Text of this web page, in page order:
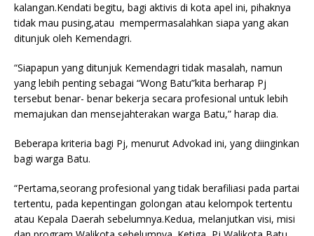
kalangan.Kendati begitu, bagi aktivis di kota apel ini, pihaknya
tidak mau pusing,atau mempermasalahkan siapa yang akan
ditunjuk oleh Kemendagri.
“Siapapun yang ditunjuk Kemendagri tidak masalah, namun
yang lebih penting sebagai “Wong Batu”kita berharap Pj
tersebut benar- benar bekerja secara profesional untuk lebih
memajukan dan mensejahterakan warga Batu,” harap dia.
Beberapa kriteria bagi Pj, menurut Advokad ini, yang diinginkan
bagi warga Batu.
“Pertama,seorang profesional yang tidak berafiliasi pada partai
tertentu, pada kepentingan golongan atau kelompok tertentu
atau Kepala Daerah sebelumnya.Kedua, melanjutkan visi, misi